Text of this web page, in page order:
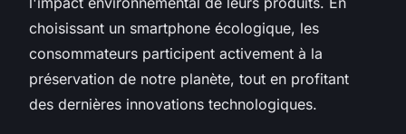
choisissant un smartphone écologique, les
consommateurs participent activement à la
préservation de notre planète, tout en profitant
des dernières innovations technologiques.